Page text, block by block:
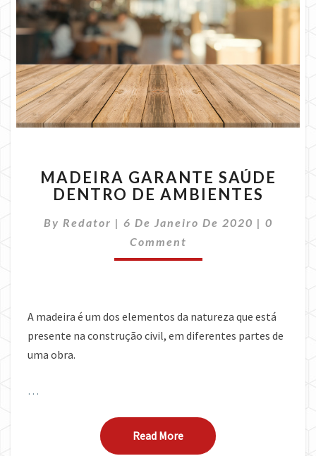
GARANTE
SAÚDE
DE
AMBIENTES
MADEIRA GARANTE SAÚDE
DENTRO DE AMBIENTES
By Redator | 6 De Janeiro De 2020 | 0
Comment
A madeira é um dos elementos da natureza que está
presente na construção civil, em diferentes partes de
uma obra.
…
Read MoreRead More